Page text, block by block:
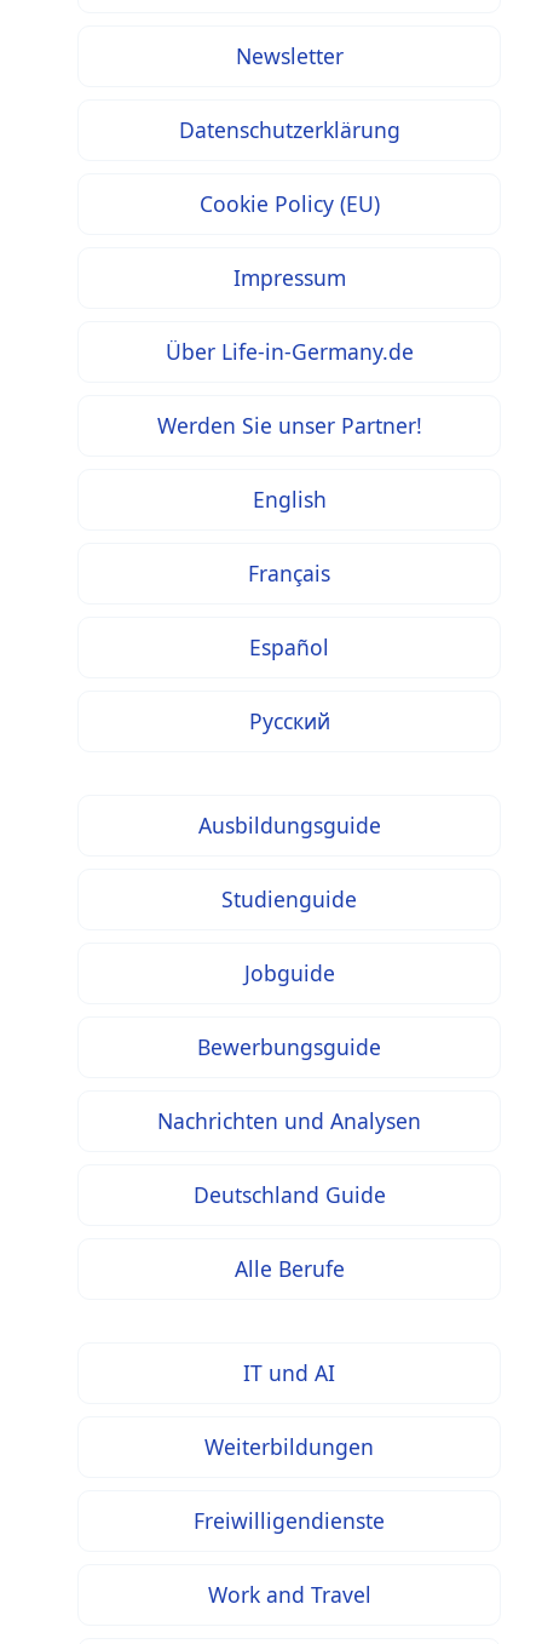
Newsletter
Datenschutzerklärung
Cookie Policy (EU)
Impressum
Über Life-in-Germany.de
Werden Sie unser Partner!
English
Français
Español
Русский
Ausbildungsguide
Studienguide
Jobguide
Bewerbungsguide
Nachrichten und Analysen
Deutschland Guide
Alle Berufe
IT und AI
Weiterbildungen
Freiwilligendienste
Work and Travel